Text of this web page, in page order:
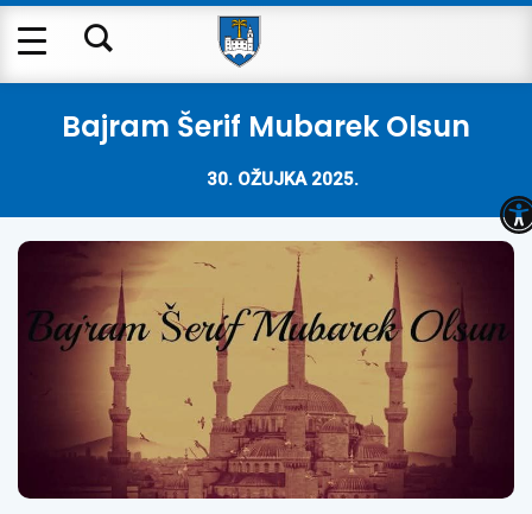
Bajram Šerif Mubarek Olsun
30. OŽUJKA 2025.